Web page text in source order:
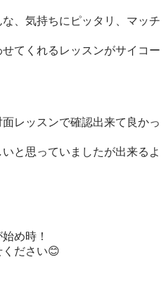
、気持ちにピッタリ、マッチ
せてくれるレッスンがサイコー
レッスンで確認出来て良かっ
と思っていましたが出来るよ
め時！
ください😊